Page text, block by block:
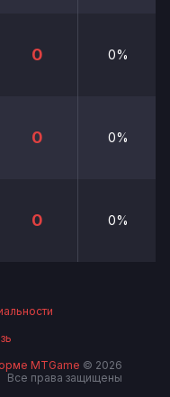
0 0%
0 0%
0 0%
MTGame © 2026
Все права защищены